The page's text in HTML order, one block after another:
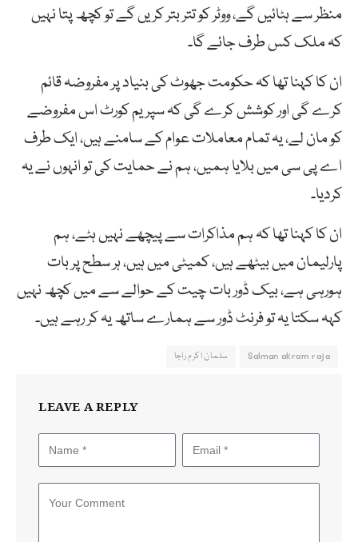
منظر سے ہٹائیں گے، ووٹر کو تتر بتر کریں گے تو کچھ پتا نہیں
کہ ملک کس طرف جائے گا۔
ان کا کہنا تھا کہ حکومت جھوٹ کی بنیاد پر مفروضہ قائم
کرے گی اور کوشش کرے گی کہ سپریم کورٹ اس مفروضے
کو مان لے، یہ تمام معاملات عوام کے سامنے ہیں، ایک طرف
اے پی سی میں بلایا ہمیں، ہم نے حمایت کی تو انہوں نے یہ
کردیا۔
ان کا کہنا تھا کہ ہم مذاکرات سے پیچھے نہیں ہٹے، ہم
پارلیمان میں بیٹھے ہیں، کمیٹی میں ہیں، ہر سطح پر بات
ہورہی ہے، بیک ڈور بات چیت کے حوالے سے میں کچھ نہیں
کہہ سکتا یہ تو فرنٹ ڈور سے ہمارے ساتھ یہ کر رہے ہیں۔
Salman akram raja سلمان اکرم راجا
LEAVE A REPLY